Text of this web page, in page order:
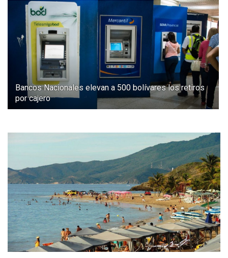
Bancos Nacionales elevan a 500 bolívares los retiros
por cajero